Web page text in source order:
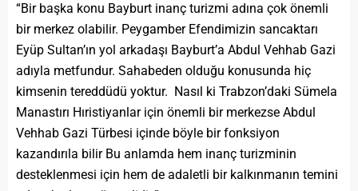
“Bir başka konu Bayburt inanç turizmi adına çok önemli
bir merkez olabilir. Peygamber Efendimizin sancaktarı
Eyüp Sultan’ın yol arkadaşı Bayburt’a Abdul Vehhab Gazi
adıyla metfundur. Sahabeden olduğu konusunda hiç
kimsenin tereddüdü yoktur. Nasıl ki Trabzon’daki Sümela
Manastırı Hıristiyanlar için önemli bir merkezse Abdul
Vehhab Gazi Türbesi içinde böyle bir fonksiyon
kazandırıla bilir Bu anlamda hem inanç turizminin
desteklenmesi için hem de adaletli bir kalkınmanın temini